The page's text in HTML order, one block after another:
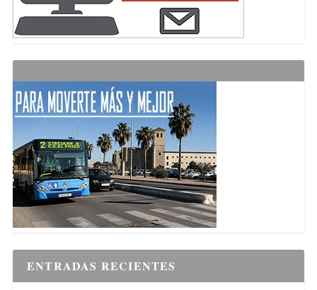
ENTRADAS RECIENTES